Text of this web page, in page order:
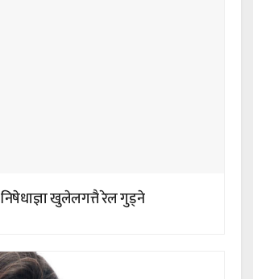
निषेधाज्ञा खुलेलगत्तै रेल गुड्ने